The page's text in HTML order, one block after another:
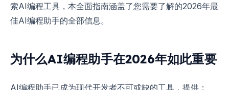
索AI编程工具，本全面指南涵盖了您需要了解的2026年最
佳AI编程助手的全部信息。
为什么AI编程助手在2026年如此重要
AI编程助手已成为现代开发者不可或缺的工具，提供：